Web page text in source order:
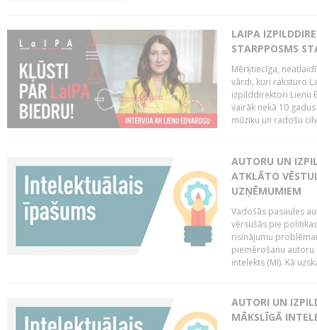
LAIPA
STARPPOSMS
Mērķtiecīga,
vārdi, kuri raksturo
izpilddirektori Lienu
vairāk nekā 10
mūziķu un radošu
AUTORU UN
ATKLĀTO
UZŅĒMUMIEM
Vadošās pasaules
vērsušās pie
risinājumu
piemērošanu autoru
intelekts (MI). Kā
AUTORI UN
MĀKSLĪGĀ